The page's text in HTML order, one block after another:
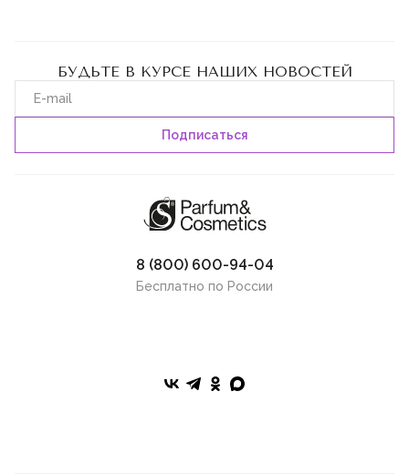
БУДЬТЕ В КУРСЕ НАШИХ НОВОСТЕЙ
8 (800) 600-94-04
Бесплатно по России